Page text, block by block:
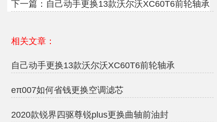
下一篇： 自己动手更换13款沃尔沃XC60T6前轮轴承
相关文章：
自己动手更换13款沃尔沃XC60T6前轮轴承
eπ007如何省钱更换空调滤芯
2020款锐界四驱尊锐plus更换曲轴前油封